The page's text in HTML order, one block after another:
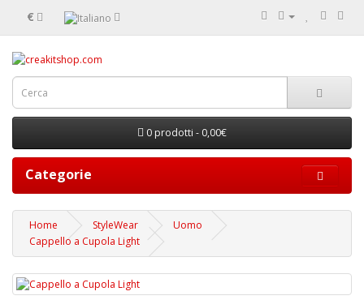
€
0 prodotti - 0,00€
Categorie
Home StyleWear
Uomo
Cappello a Cupola Light